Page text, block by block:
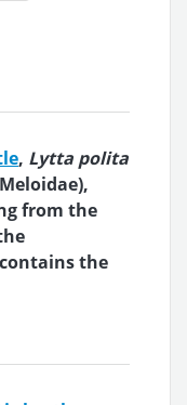
, Lytta polita
from the
the